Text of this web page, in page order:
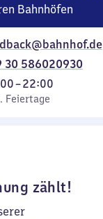
Bahnhöfen
30 586020930
–22:00
Feiertage
zählt!